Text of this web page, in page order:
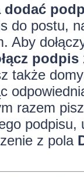
dodać
do postu,
Aby
podpis
także
razem
z pola